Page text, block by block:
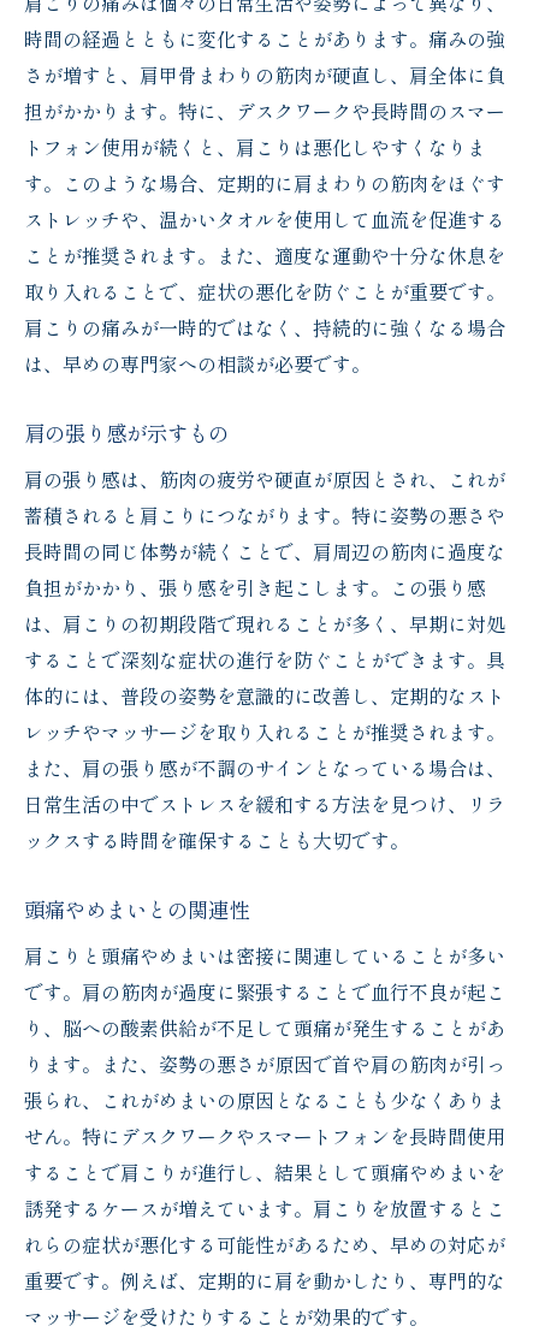
時間の経過とともに変化することがあります。痛みの強
さが増すと、肩甲骨まわりの筋肉が硬直し、肩全体に負
担がかかります。特に、デスクワークや長時間のスマー
トフォン使用が続くと、肩こりは悪化しやすくなりま
す。このような場合、定期的に肩まわりの筋肉をほぐす
ストレッチや、温かいタオルを使用して血流を促進する
ことが推奨されます。また、適度な運動や十分な休息を
取り入れることで、症状の悪化を防ぐことが重要です。
肩こりの痛みが一時的ではなく、持続的に強くなる場合
は、早めの専門家への相談が必要です。
肩の張り感が示すもの
肩の張り感は、筋肉の疲労や硬直が原因とされ、これが
蓄積されると肩こりにつながります。特に姿勢の悪さや
長時間の同じ体勢が続くことで、肩周辺の筋肉に過度な
負担がかかり、張り感を引き起こします。この張り感
は、肩こりの初期段階で現れることが多く、早期に対処
することで深刻な症状の進行を防ぐことができます。具
体的には、普段の姿勢を意識的に改善し、定期的なスト
レッチやマッサージを取り入れることが推奨されます。
また、肩の張り感が不調のサインとなっている場合は、
日常生活の中でストレスを緩和する方法を見つけ、リラ
ックスする時間を確保することも大切です。
頭痛やめまいとの関連性
肩こりと頭痛やめまいは密接に関連していることが多い
です。肩の筋肉が過度に緊張することで血行不良が起こ
り、脳への酸素供給が不足して頭痛が発生することがあ
ります。また、姿勢の悪さが原因で首や肩の筋肉が引っ
張られ、これがめまいの原因となることも少なくありま
せん。特にデスクワークやスマートフォンを長時間使用
することで肩こりが進行し、結果として頭痛やめまいを
誘発するケースが増えています。肩こりを放置するとこ
れらの症状が悪化する可能性があるため、早めの対応が
重要です。例えば、定期的に肩を動かしたり、専門的な
マッサージを受けたりすることが効果的です。